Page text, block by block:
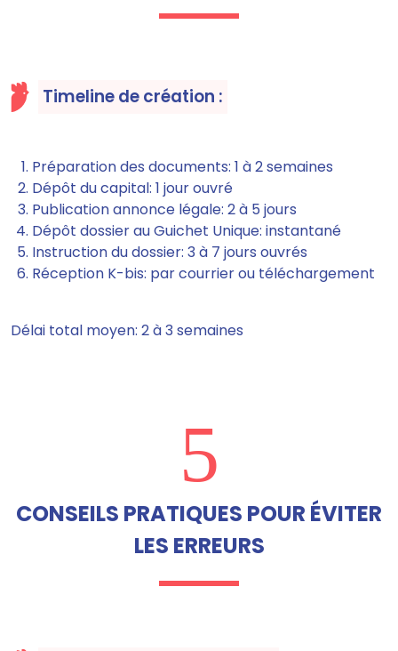
Timeline de création :
Préparation des documents: 1 à 2 semaines
Dépôt du capital: 1 jour ouvré
Publication annonce légale: 2 à 5 jours
Dépôt dossier au Guichet Unique: instantané
Instruction du dossier: 3 à 7 jours ouvrés
Réception K-bis: par courrier ou téléchargement
Délai total moyen: 2 à 3 semaines
5
CONSEILS PRATIQUES POUR ÉVITER
LES ERREURS